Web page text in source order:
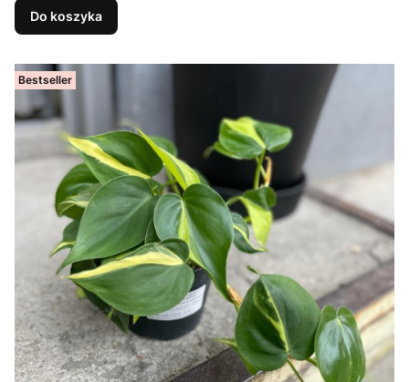
Do koszyka
Bestseller